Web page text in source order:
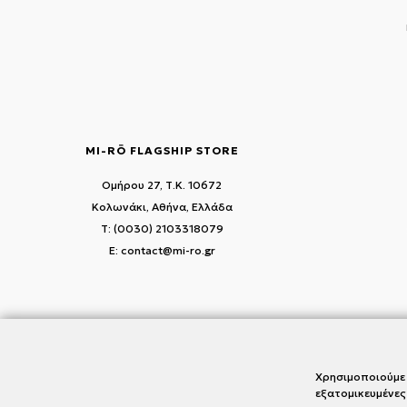
MI-RŌ FLAGSHIP STORE
Ομήρου 27, Τ.Κ. 10672
Κολωνάκι, Αθήνα, Ελλάδα
T: (0030) 2103318079
E: contact@mi-ro.gr